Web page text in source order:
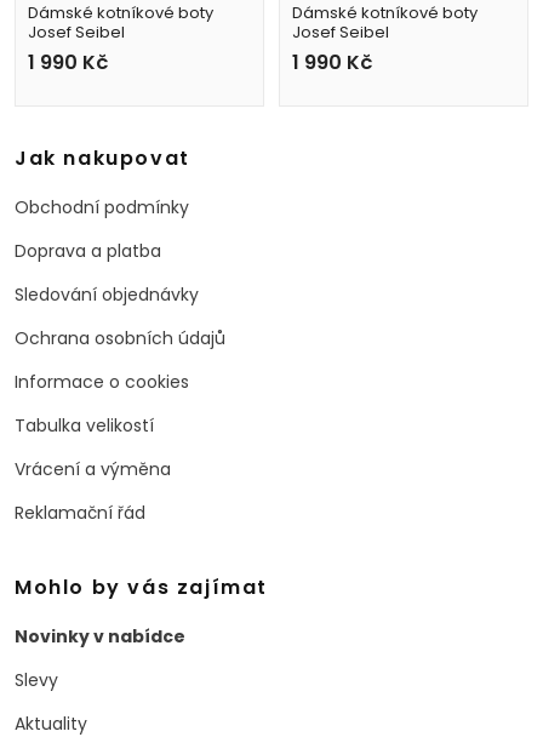
Dámské kotníkové boty
Josef Seibel
59690 MI796 500 modré
1 990 Kč
Dámské kotníkové boty
Josef Seibel
59690 MI796 600 zelené
1 990 Kč
Jak nakupovat
Obchodní podmínky
Doprava a platba
Sledování objednávky
Ochrana osobních údajů
Informace o cookies
Tabulka velikostí
Vrácení a výměna
Reklamační řád
Mohlo by vás zajímat
Novinky v nabídce
Slevy
Aktuality